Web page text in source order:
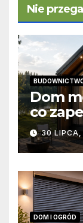
Nie
Dom
co
30
DOM I OGRÓD